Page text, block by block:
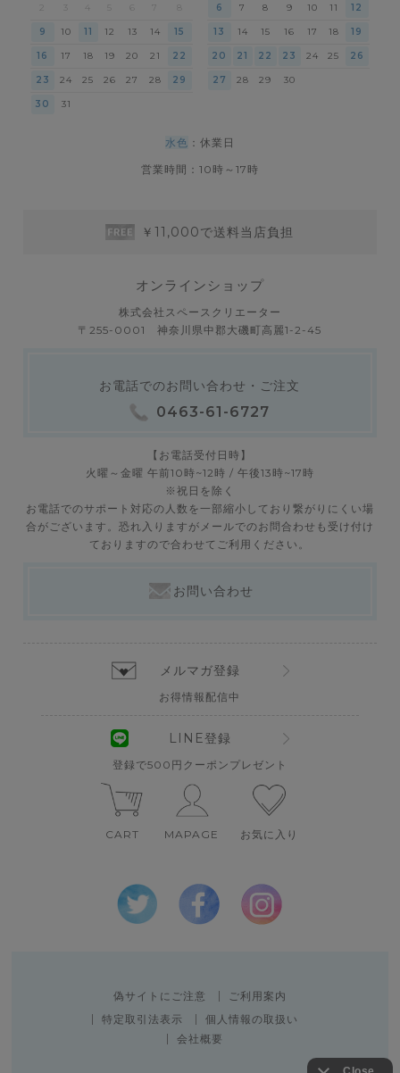
4 7 8
9 10 11 12 13 14 15
16 17 18 19 20 21 22
23 24 25 26 27 28 29
30 31
6 7 8 9 10 11 12
13 14 15 16 17 18 19
20 21 22 23 24 25 26
27 28 29 30
水色 ：休業日
営業時間：10時～17時
￥11,000で送料当店負担
オンラインショップ
株式会社スペースクリエーター
〒255-0001 神奈川県中郡大磯町高麗1-2-45
お電話でのお問い合わせ・ご注文
0463-61-6727
【お電話受付日時】
火曜～金曜 午前10時~12時 / 午後13時~17時
※祝日を除く
お電話でのサポート対応の人数を一部縮小しており繋がりにくい場
合がございます。恐れ入りますがメールでのお問合わせも受け付け
ておりますので合わせてご利用ください。
お問い合わせ
メルマガ登録
お得情報配信中
LINE登録
登録で500円クーポンプレゼント
CART MAPAGE お気に入り
偽サイトにご注意
ご利用案内
特定取引法表示
個人情報の取扱い
会社概要